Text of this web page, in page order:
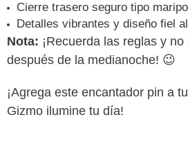
Cierre trasero seguro tipo
Detalles vibrantes y diseño fiel
Nota: ¡Recuerda las reglas y
después de la medianoche! 😉
¡Agrega este encantador pin a
Gizmo ilumine tu día!